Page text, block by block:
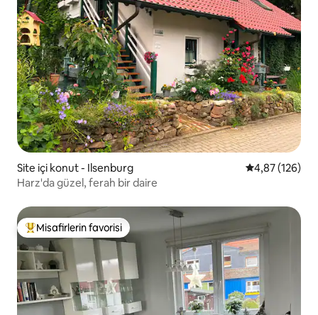
Site içi konut - Ilsenburg 5 üzerinden
4,87 (126)
Harz'da güzel, ferah bir daire
Misafirlerin favorilerinden en beğenilenler arasında
Misafirlerin favorisi